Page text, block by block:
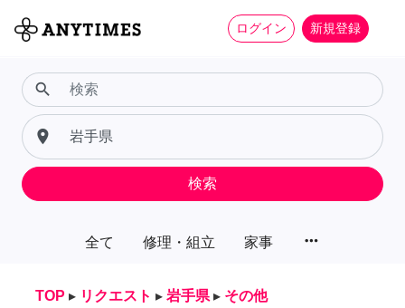
ログイン 新規登録
全て 修理・組立 家事 more_horiz
search
place
検索
TOP ▸ リクエスト ▸ 岩手県 ▸ その他